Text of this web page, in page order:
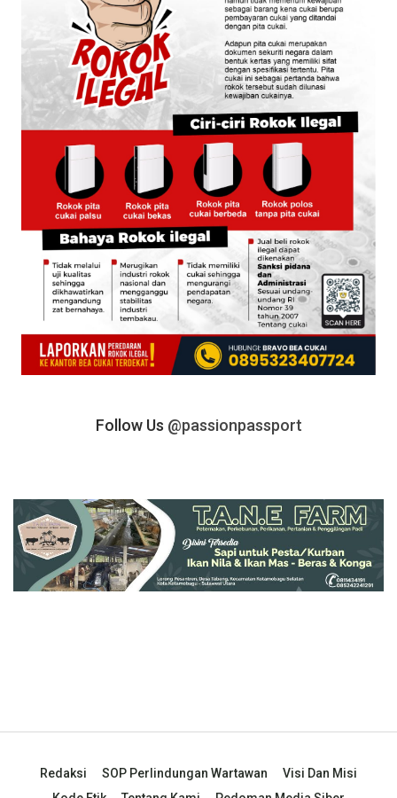
Follow Us @passionpassport
Redaksi SOP Perlindungan Wartawan
Visi Dan Misi